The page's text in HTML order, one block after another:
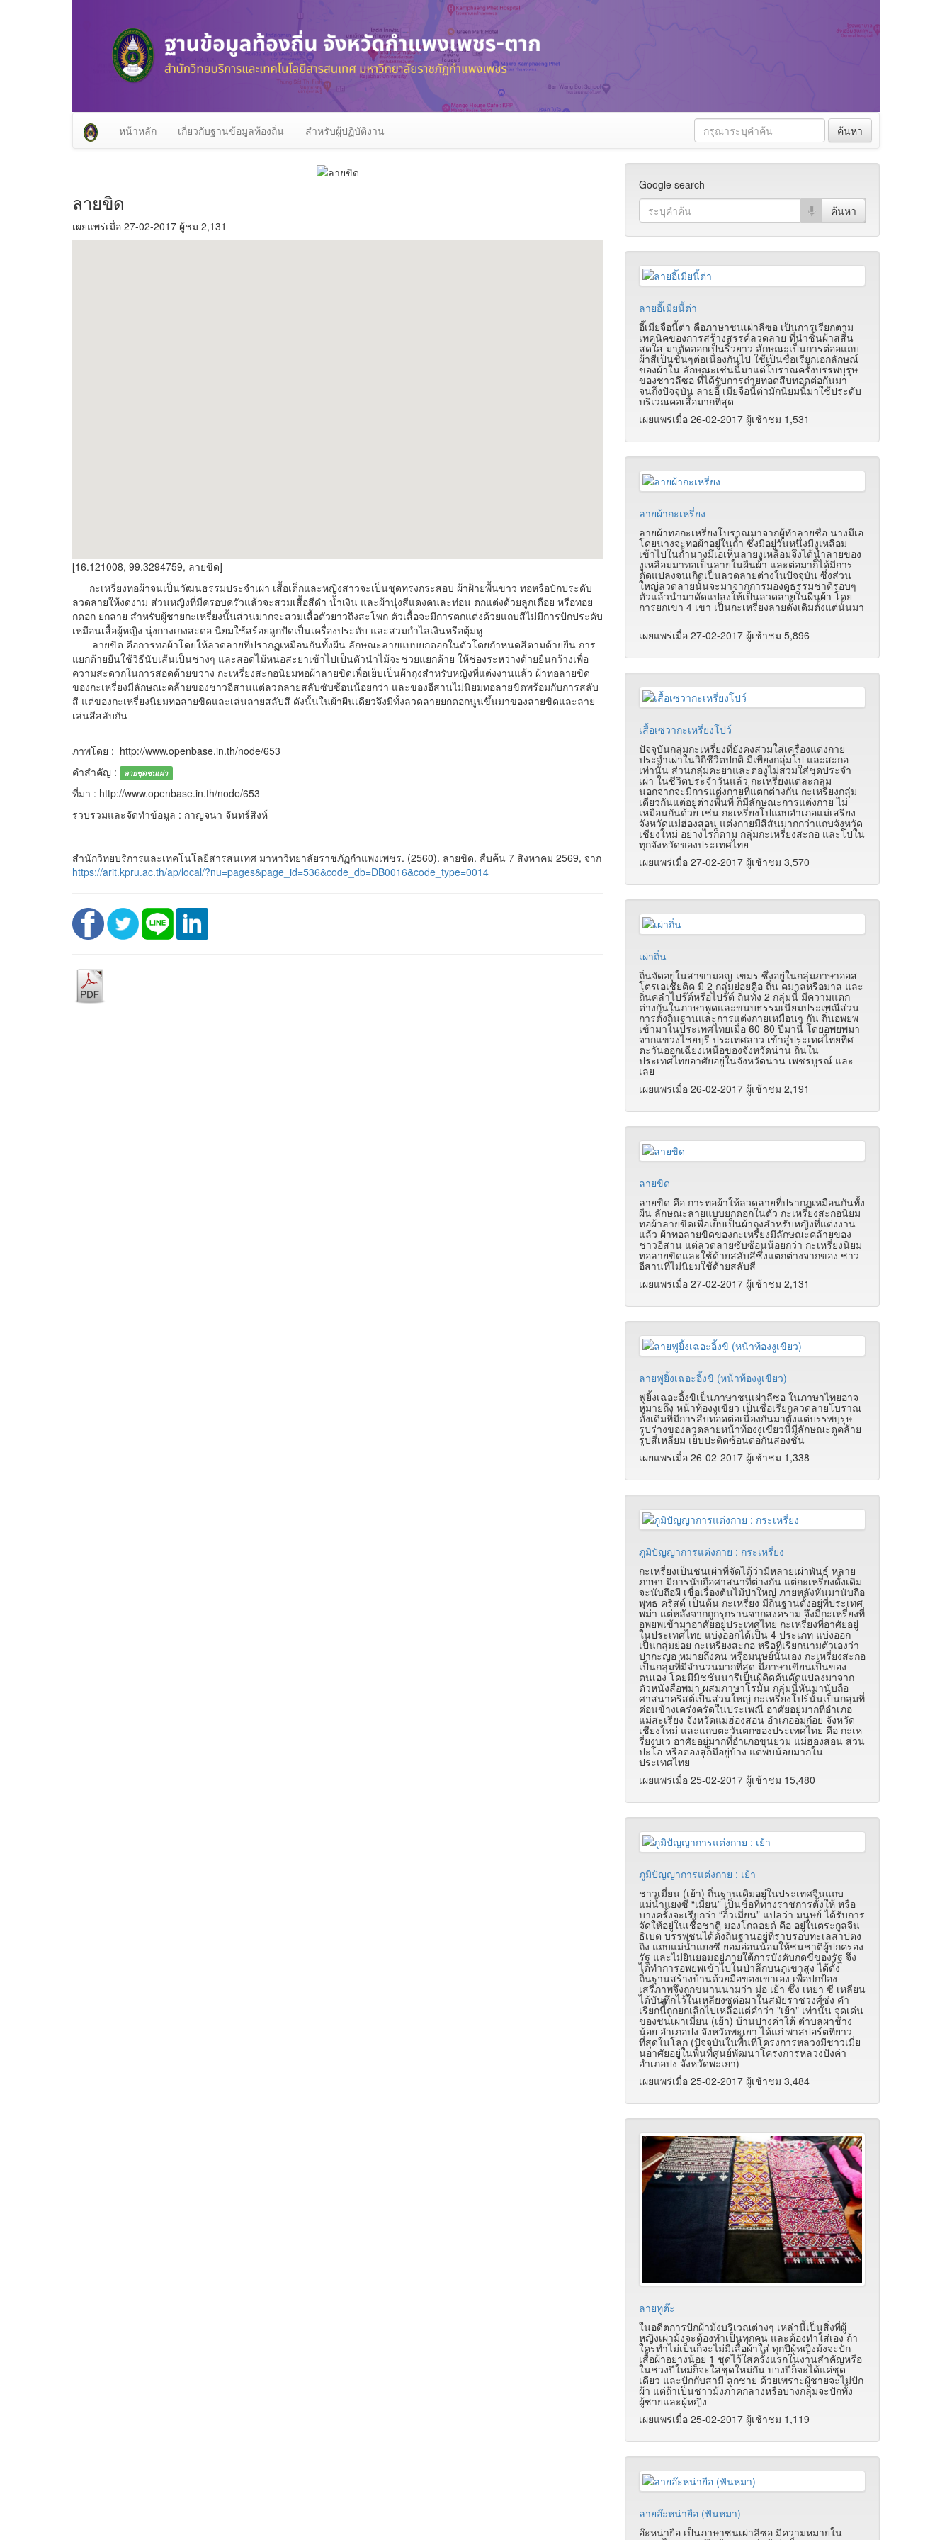
หน้าหลัก เกี่ยวกับฐานข้อมูลท้องถิ่น สำหรับผู้ปฏิบัติงาน ค้นหา
ลายขิด
เผยแพร่เมื่อ 27-02-2017 ผู้ชม 2,131
[16.121008, 99.3294759, ลายขิด]
กะเหรี่ยงทอผ้าจนเป็นวัฒนธรรมประจำเผ่า เสื้อเด็กและหญิงสาวจะเป็นชุดทรงกระสอบ ผ้าฝ้ายพื้นขาว ทอหรือปักประดับ
ลวดลายให้งดงาม ส่วนหญิงที่มีครอบครัวแล้วจะสวมเสื้อสีดำ น้ำเงิน และผ้านุ่งสีแดงคนละท่อน ตกแต่งด้วยลูกเดือย หรือทอย
กดอก ยกลาย สำหรับผู้ชายกะเหรี่ยงนั้นส่วนมากจะสวมเสื้อตัวยาวถึงสะโพก ตัวเสื้อจะมีการตกแต่งด้วยแถบสีไม่มีการปักประดับ
เหมือนเสื้อผู้หญิง นุ่งกางเกงสะดอ นิยมใช้สร้อยลูกปัดเป็นเครื่องประดับ และสวมกำไลเงินหรือตุ้มหู
ลายขิด คือการทอผ้าโดยให้ลวดลายที่ปรากฏเหมือนกันทั้งผืน ลักษณะลายแบบยกดอกในตัวโดยกำหนดสีตามด้ายยืน การ
แยกด้ายยืนใช้วิธีนับเส้นเป็นช่างๆ และสอดไม้หน่อสะยาเข้าไปเป็นตัวนำไม้จะช่วยแยกด้าย ให้ช่องระหว่างด้ายยืนกว้างเพื่อ
ความสะดวกในการสอดด้ายขวาง กะเหรี่ยงสะกอนิยมทอผ้าลายขิดเพื่อเย็บเป็นผ้าถุงสำหรับหญิงที่แต่งงานแล้ว ผ้าทอลายขิด
ของกะเหรี่ยงมีลักษณะคล้ายของชาวอีสานแต่ลวดลายสลับซับซ้อนน้อยกว่า และของอีสานไม่นิยมทอลายขิดพร้อมกับการสลับ
สี แต่ของกะเหรี่ยงนิยมทอลายขิดและเล่นลายสลับสี ดังนั้นในผ้าผืนเดียวจึงมีทั้งลวดลายยกดอกนูนขึ้นมาของลายขิดและลาย
เล่นสีสลับกัน
ภาพโดย : http://www.openbase.in.th/node/653
คำสำคัญ :
ลายชุดชนเผ่า
ที่มา : http://www.openbase.in.th/node/653
รวบรวมและจัดทำข้อมูล : กาญจนา จันทร์สิงห์
สำนักวิทยบริการและเทคโนโลยีสารสนเทศ มาหาวิทยาลัยราชภัฏกำแพงเพชร. (2560). ลายขิด. สืบค้น 7 สิงหาคม 2569, จาก
https://arit.kpru.ac.th/ap/local/?nu=pages&page_id=536&code_db=DB0016&code_type=0014
Google search
ลายอี๊เมียนี้ต่า
อี๊เมียจือนี้ต่า คือภาษาชนเผ่าลีซอ เป็นการเรียกตาม
เทคนิคของการสร้างสรรค์ลวดลาย ที่นําชิ้นผ้าสสีัน
สดใส มาตัดออกเป็นริ้วยาว ลักษณะเป็นการต่ออแถบ
ผ้าสีเป็นชิ้นๆต่อเนื่องกันไป ใช้เป็นชื่อเรียกเอกลักษณ์
ของผ้าใน ลักษณะเช่นนี้มาแต่โบราณครั้งบรรพบุรุษ
ของชาวลีซอ ที่ได้รับการถ่ายทอดสืบทอดต่อกันมา
จนถึงปัจจุบัน ลายอี๊ เมียจือนี้ต่ามักนิยมนี้มาใช้ประดับ
บริเวณคอเสื้อมากที่สุด
เผยแพร่เมื่อ 26-02-2017 ผู้เช้าชม 1,531
ลายผ้ากะเหรี่ยง
ลายผ้าทอกะเหรี่ยงโบราณมาจากผู้ทำลายชื่อ นางมึเอ
โดยนางจะทอผ้าอยู่ในถ้ำ ซึ่งมีอยู่วันหนึ่งมีงูเหลือม
เข้าไปในถ้ำนางมึเอเห็นลายงูเหลือมจึงได้นำลายของ
งูเหลือมมาทอเป็นลายในผืนผ้า และต่อมาก็ได้มีการ
ดัดแปลงจนเกิดเป็นลวดลายต่างในปัจจุบัน ซึ่งส่วน
ใหญ่ลวดลายนั้นจะมาจากการมองดูธรรมชาติรอบๆ
ตัวแล้วนำมาดัดแปลงให้เป็นลวดลายในผืนผ้า โดย
การยกเขา 4 เขา เป็นกะเหรี่ยงลายดั้งเดิมตั้งแต่นั้นมา
เผยแพร่เมื่อ 27-02-2017 ผู้เช้าชม 5,896
เสื้อเซวากะเหรี่ยงโปว์
ปัจจุบันกลุ่มกะเหรี่ยงที่ยังคงสวมใส่เครื่องแต่งกาย
ประจำเผ่าในวิถีชีวิตปกติ มีเพียงกลุ่มโป และสะกอ
เท่านั้น ส่วนกลุ่มคะยาและตองูไม่สวมใส่ชุดประจำ
เผ่า ในชีวิตประจำวันแล้ว กะเหรี่ยงแต่ละกลุ่ม
นอกจากจะมีการแต่งกายที่แตกต่างกัน กะเหรี่ยงกลุ่ม
เดียวกันแต่อยู่ต่างพื้นที่ ก็มีลักษณะการแต่งกาย ไม่
เหมือนกันด้วย เช่น กะเหรี่ยงโปแถบอำเภอแม่เสรียง
จังหวัดแม่ฮ่องสอน แต่งกายมีสีสันมากกว่าแถบจังหวัด
เชียงใหม่ อย่างไรก็ตาม กลุ่มกะเหรี่ยงสะกอ และโปใน
ทุกจังหวัดของประเทศไทย
เผยแพร่เมื่อ 27-02-2017 ผู้เช้าชม 3,570
เผ่าถิ่น
ถิ่นจัดอยู่ในสาขามอญ-เขมร ซึ่งอยู่ในกลุ่มภาษาออส
โตรเอเชียติค มี 2 กลุ่มย่อยคือ ถิ่น คมาลหรือมาล และ
ถิ่นคลำไปร๊ต์หรือไปร๊ต์ ถิ่นทั้ง 2 กลุ่มนี้ มีความแตก
ต่างกันในภาษาพูดและขนบธรรมเนียมประเพณีส่วน
การตั้งถิ่นฐานและการแต่งกายเหมือนๆ กัน ถิ่นอพยพ
เข้ามาในประเทศไทยเมื่อ 60-80 ปีมานี้ โดยอพยพมา
จากแขวงไชยบุรี ประเทศลาว เข้าสู่ประเทศไทยทิศ
ตะวันออกเฉียงเหนือของจังหวัดน่าน ถิ่นใน
ประเทศไทยอาศัยอยู่ในจังหวัดน่าน เพชรบูรณ์ และ
เลย
เผยแพร่เมื่อ 26-02-2017 ผู้เช้าชม 2,191
ลายขิด
ลายขิด คือ การทอผ้าให้ลวดลายที่ปรากฏเหมือนกันทั้ง
ผืน ลักษณะลายแบบยกดอกในตัว กะเหรี่ยงสะกอนิยม
ทอผ้าลายขิดเพื่อเย็บเป็นผ้าถุงสำหรับหญิงที่แต่งงาน
แล้ว ผ้าทอลายขิดของกะเหรี่ยงมีลักษณะคล้ายของ
ชาวอีสาน แต่ลวดลายซับซ้อนน้อยกว่า กะเหรี่ยงนิยม
ทอลายขิดและใช้ด้ายสลับสีซึ่งแตกต่างจากของ ชาว
อีสานที่ไม่นิยมใช้ด้ายสลับสี
เผยแพร่เมื่อ 27-02-2017 ผู้เช้าชม 2,131
ลายฟูยิ้งเฉอะอิ้งขิ (หน้าท้องงูเขียว)
ฟูยิ้งเฉอะอิ้งขิเป็นภาษาชนเผ่าลีซอ ในภาษาไทยอาจ
หมายถึง หน้าท้องงูเขียว เป็นชื่อเรียกลวดลายโบราณ
ดั้งเดิมที่มีการสืบทอดต่อเนื่องกันมาตั้งแต่บรรพบุรุษ
รูปร่างของลวดลายหน้าท้องงูเขียวนี้มีลักษณะดูคล้าย
รูปสี่เหลี่ยม เย็บปะติดซ้อนต่อกันสองชั้น
เผยแพร่เมื่อ 26-02-2017 ผู้เช้าชม 1,338
ภูมิปัญญาการแต่งกาย : กระเหรี่ยง
กะเหรี่ยงเป็นชนเผ่าที่จัดได้ว่ามีหลายเผ่าพันธุ์ หลาย
ภาษา มีการนับถือศาสนาที่ต่างกัน แต่กะเหรี่ยงดั้งเดิม
จะนับถือผี เชื่อเรื่องต้นไม้ป่าใหญ่ ภายหลังหันมานับถือ
พุทธ คริสต์ เป็นต้น กะเหรี่ยง มีถิ่นฐานตั้งอยู่ที่ประเทศ
พม่า แต่หลังจากถูกรุกรานจากสงคราม จึงมีกะเหรี่ยงที่
อพยพเข้ามาอาศัยอยู่ประเทศไทย กะเหรี่ยงที่อาศัยอยู่
ในประเทศไทย แบ่งออกได้เป็น 4 ประเภท แบ่งออก
เป็นกลุ่มย่อย กะเหรี่ยงสะกอ หรือที่เรียกนามตัวเองว่า
ปากะญอ หมายถึงคน หรือมนุษย์นั้นเอง กะเหรี่ยงสะกอ
เป็นกลุ่มที่มีจำนวนมากที่สุด มีภาษาเขียนเป็นของ
ตนเอง โดยมีมิชชันนารีเป็นผู้คิดค้นดัดแปลงมาจาก
ตัวหนังสือพม่า ผสมภาษาโรมัน กลุ่มนี้หันมานับถือ
ศาสนาคริสต์เป็นส่วนใหญ่ กะเหรี่ยงโปร์นั้นเป็นกลุ่มที่
ค่อนข้างเคร่งครัดในประเพณี อาศัยอยู่มากที่อำเภอ
แม่สะเรียง จังหวัดแม่ฮ่องสอน อำเภออมก๋อย จังหวัด
เชียงใหม่ และแถบตะวันตกของประเทศไทย คือ กะเห
รี่ยงบเว อาศัยอยู่มากที่อำเภอขุนยวม แม่ฮ่องสอน ส่วน
ปะโอ หรือตองสูก็มีอยู่บ้าง แต่พบน้อยมากใน
ประเทศไทย
เผยแพร่เมื่อ 25-02-2017 ผู้เช้าชม 15,480
ภูมิปัญญาการแต่งกาย : เย้า
ชาวเมี่ยน (เย้า) ถิ่นฐานเดิมอยู่ในประเทศจีนแถบ
แม่น้ำแยงซี “เมี่ยน” เป็นชื่อที่ทางราชการตั้งให้ หรือ
บางครั้งจะเรียกว่า “อิ้วเมี่ยน” แปลว่า มนุษย์ ได้รับการ
จัดให้อยู่ในเชื้อชาติ มองโกลอยด์ คือ อยู่ในตระกูลจีน
ธิเบต บรรพชนได้ตั้งถิ่นฐานอยู่ที่ราบรอบทะเลสาปตง
ถิง แถบแม่น้ำแยงซี ยอมอ่อนน้อมให้ชนชาติผู้ปกครอง
รัฐ และไม่ยินยอมอยู่ภายใต้การบังคับกดขี่ของรัฐ จึง
ได้ทำการอพยพเข้าไปในป่าลึกบนภูเขาสูง ได้ตั้ง
ถิ่นฐานสร้างบ้านด้วยมือของเขาเอง เพื่อปกป้อง
เสรีภาพจึงถูกขนานนามว่า ม่อ เย้า ซึ่ง เหยา ซี เหลียน
ได้บันทึกไว้ในเหลียงซูต่อมาในสมัยราชวงศ์ซ่ง คำ
เรียกนี้ี้ถูกยกเลิกไปเหลือแต่คำว่า "เย้า" เท่านั้น จุดเด่น
ของชนเผ่าเมี่ยน (เย้า) บ้านปางค่าใต้ ตำบลผาช้าง
น้อย อำเภอปง จังหวัดพะเยา ได้แก่ พาสปอร์ตที่ยาว
ที่สุดในโลก (ปัจจุบันในพื้นที่โครงการหลวงมีชาวเมี่ย
นอาศัยอยู่ในพื้นที่ศูนย์พัฒนาโครงการหลวงปังค่า
อำเภอปง จังหวัดพะเยา)
เผยแพร่เมื่อ 25-02-2017 ผู้เช้าชม 3,484
ลายทูต๊ะ
ในอดีตการปักผ้าม้งบริเวณต่างๆ เหล่านี้เป็นสิ่งที่ผู้
หญิงเผ่าม้งจะต้องทำเป็นทุกคน และต้องทำใส่เอง ถ้า
ใครทำไม่เป็นก็จะไม่มีเสื้อผ้าใส่ ทุกปีผู้หญิงม้งจะปัก
เสื้อผ้าอย่างน้อย 1 ชุดไว้ใส่ครั้งแรกในงานสำคัญหรือ
ในช่วงปีใหม่ก็จะใส่ชุดใหม่กัน บางปีก็จะได้แค่ชุด
เดียว และปักกับสามี ลูกชาย ด้วยเพราะผู้ชายจะไม่ปัก
ผ้า แต่ถ้าเป็นชาวม้งภาคกลางหรือบางกลุ่มจะปักทั้ง
ผู้ชายและผู้หญิง
เผยแพร่เมื่อ 25-02-2017 ผู้เช้าชม 1,119
ลายอ๊ะหน่ายือ (ฟันหมา)
อ๊ะหน่ายือ เป็นภาษาชนเผ่าลีซอ มีความหมายใน